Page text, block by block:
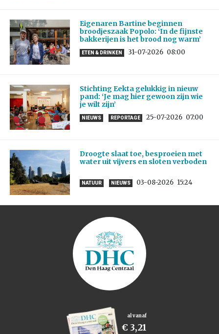
Eigenaren Bartine beginnen
broodjeszaak Popolo: ‘In de fijnste
bakkerijen is het brood nog warm’
ETEN & DRINKEN 31-07-2026 08:00
Stichting Eekta gelukkig in nieuw
pand: ‘Je mag hier gewoon zijn wie
je wilt zijn’
NIEUWS REPORTAGE 25-07-2026 07:00
Droogte slaat toe, besproeien met
water uit vijvers en sloten verboden
NATUUR NIEUWS 03-08-2026 15:24
al vanaf
€ 3,21